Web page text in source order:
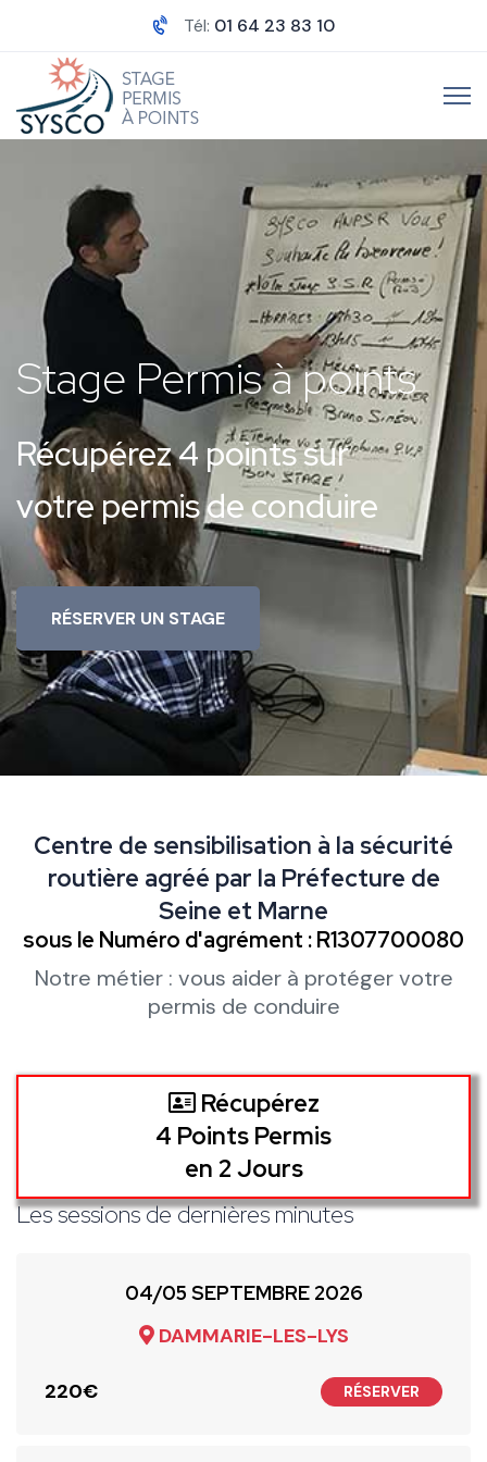
Tél: 01 64 23 83 10
Stage Permis à points
Récupérez 4 points sur
votre permis de conduire
RÉSERVER UN STAGE
Centre de sensibilisation à la sécurité
routière agréé par la Préfecture de
Seine et Marne
sous le Numéro d'agrément : R1307700080
Notre métier : vous aider à protéger votre
permis de conduire
Récupérez
4 Points Permis
en 2 Jours
Les sessions de dernières minutes
21/22 SEPTEMBRE 2026
AVON
220€ RÉSERVER